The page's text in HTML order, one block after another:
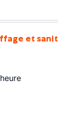
et
heure